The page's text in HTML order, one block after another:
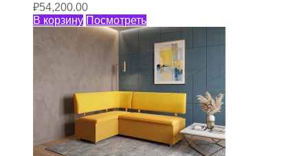
₽54,200.00
В корзину Посмотреть